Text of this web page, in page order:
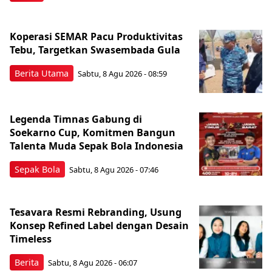
Berita Utama
Koperasi SEMAR Pacu Produktivitas
Tebu, Targetkan Swasembada Gula
Sabtu, 8 Agu 2026 - 08:59
Sepak Bola
Legenda Timnas Gabung di
Soekarno Cup, Komitmen Bangun
Talenta Muda Sepak Bola Indonesia
Sabtu, 8 Agu 2026 - 07:46
Berita
Tesavara Resmi Rebranding, Usung
Konsep Refined Label dengan Desain
Timeless
Sabtu, 8 Agu 2026 - 06:07